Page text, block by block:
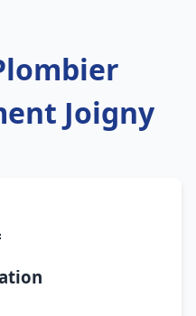
Joigny